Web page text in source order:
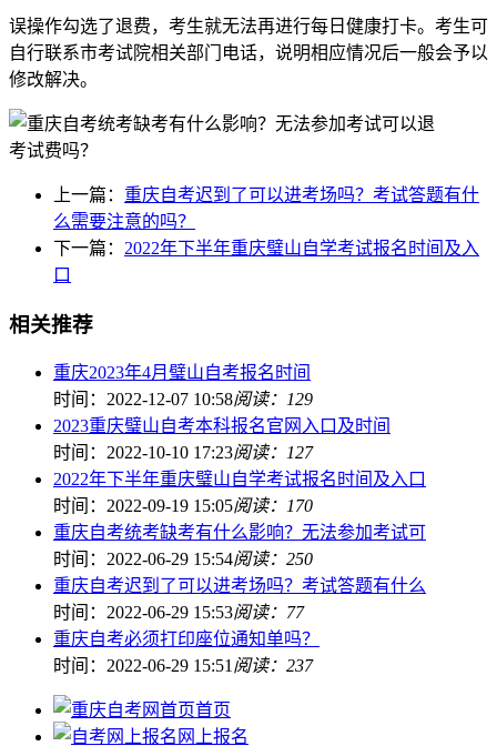
误操作勾选了退费，考生就无法再进行每日健康打卡。考生可
自行联系市考试院相关部门电话，说明相应情况后一般会予以
修改解决。
上一篇： 重庆自考迟到了可以进考场吗？考试答题有什
么需要注意的吗？
下一篇： 2022年下半年重庆璧山自学考试报名时间及入
口
相关推荐
重庆2023年4月璧山自考报名时间
时间：2022-12-07 10:58阅读：129
2023重庆璧山自考本科报名官网入口及时间
时间：2022-10-10 17:23阅读：127
2022年下半年重庆璧山自学考试报名时间及入口
时间：2022-09-19 15:05阅读：170
重庆自考统考缺考有什么影响？无法参加考试可
时间：2022-06-29 15:54阅读：250
重庆自考迟到了可以进考场吗？考试答题有什么
时间：2022-06-29 15:53阅读：77
重庆自考必须打印座位通知单吗？
时间：2022-06-29 15:51 阅读：237
首页
网上报名